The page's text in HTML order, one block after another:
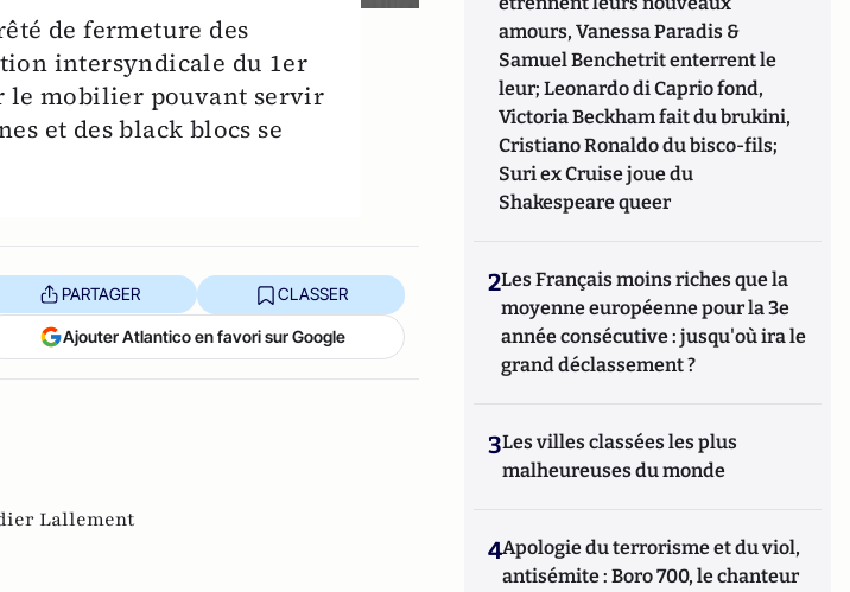
de fermeture des
intersyndicale du 1er
le mobilier pouvant servir
et des black blocs se
PARTAGER CLASSER
Ajouter Atlantico en favori sur Google
Lallement
amours, Vanessa Paradis &
Samuel Benchetrit enterrent le
leur; Leonardo di Caprio fond,
Victoria Beckham fait du brukini,
Cristiano Ronaldo du bisco-fils;
Suri ex Cruise joue du
Shakespeare queer
2Les Français moins riches que la
moyenne européenne pour la 3e
année consécutive : jusqu'où ira le
grand déclassement ?
3Les villes classées les plus
malheureuses du monde
4Apologie du terrorisme et du viol,
antisémite : Boro 700, le chanteur